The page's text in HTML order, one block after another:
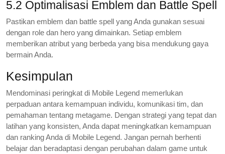
5.2 Optimalisasi Emblem dan Battle Spell
Pastikan emblem dan battle spell yang Anda gunakan sesuai
dengan role dan hero yang dimainkan. Setiap emblem
memberikan atribut yang berbeda yang bisa mendukung gaya
bermain Anda.
Kesimpulan
Mendominasi peringkat di Mobile Legend memerlukan
perpaduan antara kemampuan individu, komunikasi tim, dan
pemahaman tentang metagame. Dengan strategi yang tepat dan
latihan yang konsisten, Anda dapat meningkatkan kemampuan
dan ranking Anda di Mobile Legend. Jangan pernah berhenti
belajar dan beradaptasi dengan perubahan dalam game untuk